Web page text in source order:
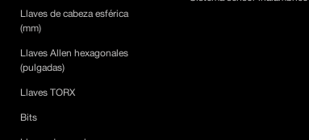
Llaves de cabeza esférica
(mm)
Llaves Allen hexagonales
(pulgadas)
Llaves TORX
Bits